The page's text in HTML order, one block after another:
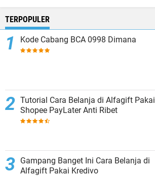
TERPOPULER
Kode Cabang BCA 0998 Dimana
Tutorial Cara Belanja di Alfagift Pakai
Shopee PayLater Anti Ribet
Gampang Banget Ini Cara Belanja di
Alfagift Pakai Kredivo